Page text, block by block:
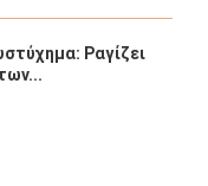
Ραγίζει